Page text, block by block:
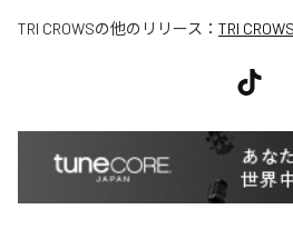
TRI CROWSの他のリリース： TRI CROWS